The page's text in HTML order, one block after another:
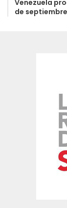
Venezuela
de septiembre